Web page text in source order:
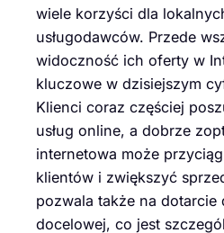
wiele korzyści dla
usługodawców. Przede
widoczność ich oferty w
kluczowe w dzisiejszym
Klienci coraz częściej
usług online, a dobrze
internetowa może
klientów i zwiększyć
pozwala także na
docelowej, co jest